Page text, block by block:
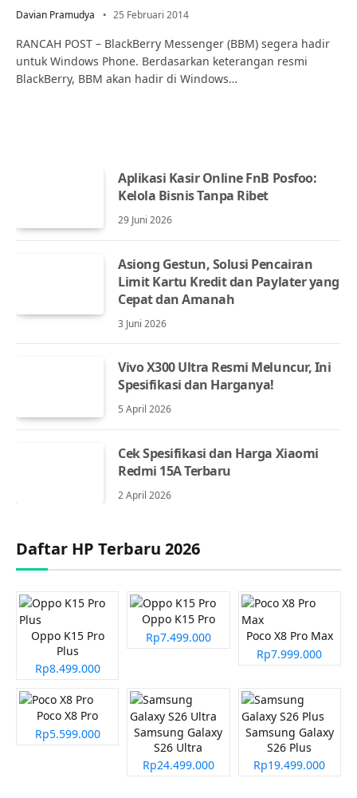
Davian Pramudya 25 Februari 2014
RANCAH POST – BlackBerry Messenger (BBM) segera hadir
untuk Windows Phone. Berdasarkan keterangan resmi
BlackBerry, BBM akan hadir di Windows…
Aplikasi Kasir Online FnB Posfoo:
Kelola Bisnis Tanpa Ribet
29 Juni 2026
Asiong Gestun, Solusi Pencairan
Limit Kartu Kredit dan Paylater yang
Cepat dan Amanah
3 Juni 2026
Vivo X300 Ultra Resmi Meluncur, Ini
Spesifikasi dan Harganya!
5 April 2026
Cek Spesifikasi dan Harga Xiaomi
Redmi 15A Terbaru
2 April 2026
Daftar HP Terbaru 2026
Oppo K15 Pro
Plus
Rp8.499.000
Oppo K15 Pro
Rp7.499.000
Poco X8 Pro Max
Rp7.999.000
Poco X8 Pro
Rp5.599.000
Samsung Galaxy
S26 Ultra
Rp24.499.000
Samsung Galaxy
S26 Plus
Rp19.499.000